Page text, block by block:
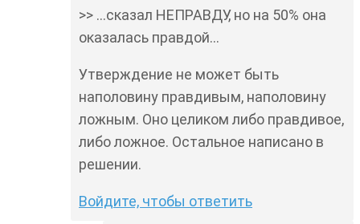
>> …сказал НЕПРАВДУ, но на 50% она
оказалась правдой…
Утверждение не может быть
наполовину правдивым, наполовину
ложным. Оно целиком либо правдивое,
либо ложное. Остальное написано в
решении.
Войдите, чтобы ответить